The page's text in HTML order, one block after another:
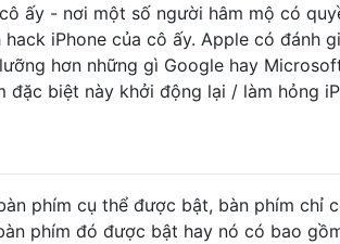
ấy - nơi một số người hâm mộ có
iPhone của cô ấy. Apple có đánh
hơn những gì Google hay
đặc biệt này khởi động lại / làm hỏng
phím cụ thể được bật, bàn phím chỉ
phím đó được bật hay nó có bao